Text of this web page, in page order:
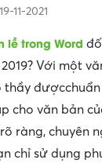
19-11-2021
lề trong Word
2019? Với một
thầy
cho văn bản
ràng, chuyên
chỉ sử dụng